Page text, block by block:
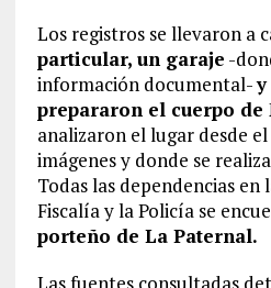
Los registros se llevaron a
particular, un garaje -
información documental-
prepararon el cuerpo de
analizaron el lugar desde el
imágenes y donde se
Todas las dependencias en
Fiscalía y la Policía se
porteño de La Paternal.